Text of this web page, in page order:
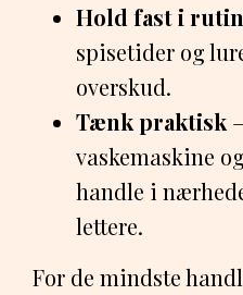
Hold fast i
spisetider og
overskud.
Tænk praktisk
vaskemaskine
handle i
lettere.
For de mindste